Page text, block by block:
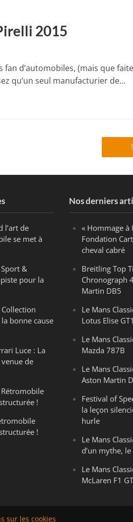
2015
fan d’automobiles, (mais que
qu’un seul manufacturier de...
l’art de
se met à
Sport &
pour la
bonne cause
Luce : La
de
Rétromobile
!
!
Nos derniers
« Hommage à
Fondation
cheval cabré
Breitling Top
Chronograph
Martin DB5
Le Mans
Lotus Elise GT1
Le Mans
Mazda 787B
Le Mans
Aston Martin
Festival of
la leçon
hurle
Le Mans
d’un mythe,
Le Mans
McLaren F1
sur les cookies